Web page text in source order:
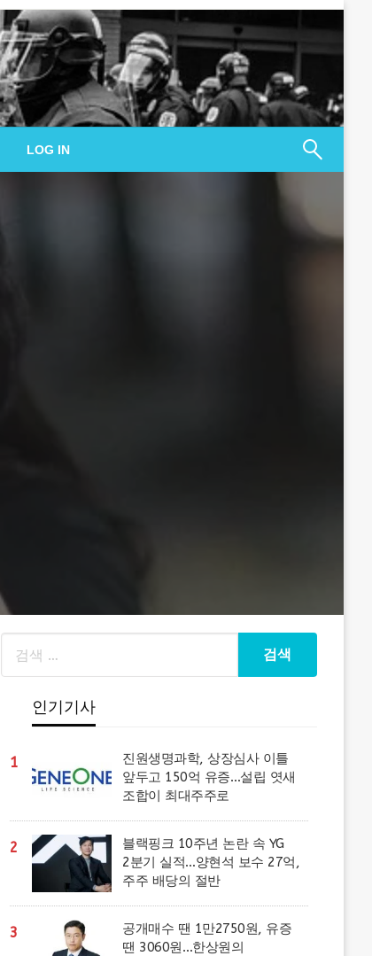
LOG IN
인기기사
1
진원생명과학, 상장심사 이틀
앞두고 150억 유증…설립 엿새
조합이 최대주주로
2
블랙핑크 10주년 논란 속 YG
2분기 실적…양현석 보수 27억,
주주 배당의 절반
3
공개매수 땐 1만2750원, 유증
땐 3060원…한상원의